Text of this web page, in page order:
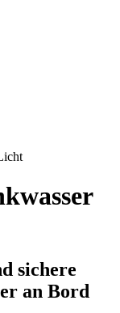
sichere
an Bord